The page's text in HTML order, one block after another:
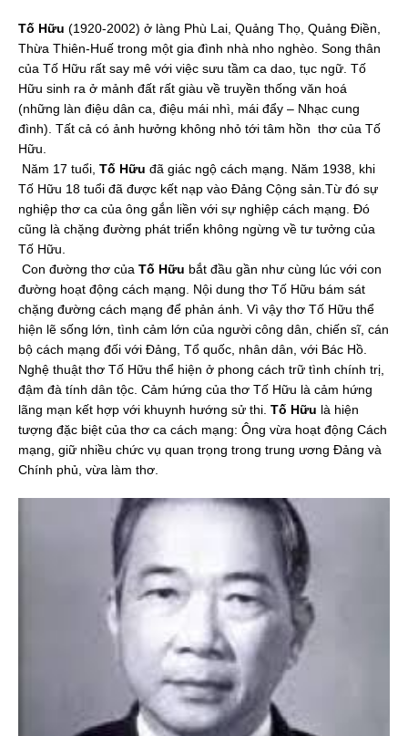
Tố Hữu (1920-2002) ở làng Phù Lai, Quảng Thọ, Quảng Điền,
Thừa Thiên-Huế trong một gia đình nhà nho nghèo. Song thân
của Tố Hữu rất say mê với việc sưu tầm ca dao, tục ngữ. Tố
Hữu sinh ra ở mảnh đất rất giàu về truyền thống văn hoá
(những làn điệu dân ca, điệu mái nhì, mái đẩy – Nhạc cung
đình). Tất cả có ảnh hưởng không nhỏ tới tâm hồn thơ của Tố
Hữu.
Năm 17 tuổi, Tố Hữu đã giác ngộ cách mạng. Năm 1938, khi
Tố Hữu 18 tuổi đã được kết nạp vào Đảng Cộng sản.Từ đó sự
nghiệp thơ ca của ông gắn liền với sự nghiệp cách mạng. Đó
cũng là chặng đường phát triển không ngừng về tư tưởng của
Tố Hữu.
Con đường thơ của Tố Hữu bắt đầu gần như cùng lúc với con
đường hoạt động cách mạng. Nội dung thơ Tố Hữu bám sát
chặng đường cách mạng để phản ánh. Vì vậy thơ Tố Hữu thể
hiện lẽ sống lớn, tình cảm lớn của người công dân, chiến sĩ, cán
bộ cách mạng đối với Đảng, Tổ quốc, nhân dân, với Bác Hồ.
Nghệ thuật thơ Tố Hữu thể hiện ở phong cách trữ tình chính trị,
đậm đà tính dân tộc. Cảm hứng của thơ Tố Hữu là cảm hứng
lãng mạn kết hợp với khuynh hướng sử thi. Tố Hữu là hiện
tượng đặc biệt của thơ ca cách mạng: Ông vừa hoạt động Cách
mạng, giữ nhiều chức vụ quan trọng trong trung ương Đảng và
Chính phủ, vừa làm thơ.